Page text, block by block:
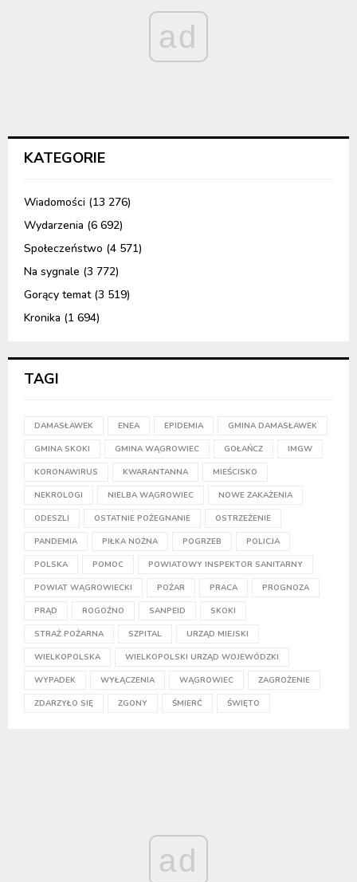
ad
KATEGORIE
Wiadomości (13 276)
Wydarzenia (6 692)
Społeczeństwo (4 571)
Na sygnale (3 772)
Gorący temat(3 519)
Kronika (1 694)
TAGI
DAMASŁAWEK ENEA EPIDEMIA GMINA DAMASŁAWEK
GMINA SKOKI GMINA WĄGROWIEC GOŁAŃCZ IMGW
KORONAWIRUS KWARANTANNA MIEŚCISKO
NEKROLOGI NIELBA WĄGROWIEC NOWE ZAKAŻENIA
ODESZLI OSTATNIE POŻEGNANIE OSTRZEŻENIE
PANDEMIA PIŁKA NOŻNA POGRZEB POLICJA
POLSKA POMOC POWIATOWY INSPEKTOR SANITARNY
POWIAT WĄGROWIECKI POŻAR PRACA PROGNOZA
PRĄD ROGOŹNO SANPEID SKOKI
STRAŻ POŻARNA SZPITAL URZĄD MIEJSKI
WIELKOPOLSKA WIELKOPOLSKI URZĄD WOJEWÓDZKI
WYPADEK WYŁĄCZENIA WĄGROWIEC ZAGROŻENIE
ZDARZYŁO SIĘ ZGONY ŚMIERĆ ŚWIĘTO
ad